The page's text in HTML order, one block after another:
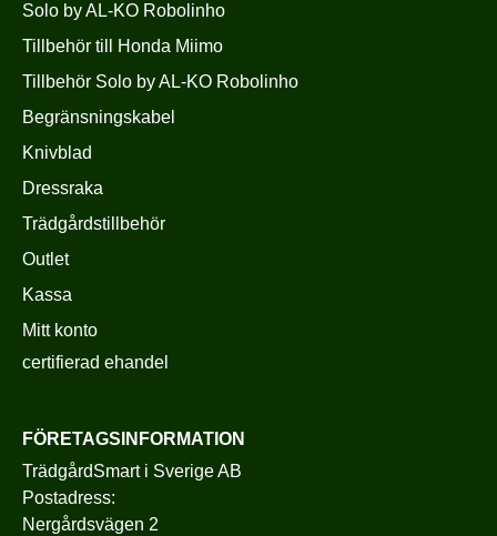
Solo by AL-KO Robolinho
Tillbehör till Honda Miimo
Tillbehör Solo by AL-KO Robolinho
Begränsningskabel
Knivblad
Dressraka
Trädgårdstillbehör
Outlet
Kassa
Mitt konto
certifierad ehandel
FÖRETAGSINFORMATION
TrädgårdSmart i Sverige AB
Postadress:
Nergårdsvägen 2